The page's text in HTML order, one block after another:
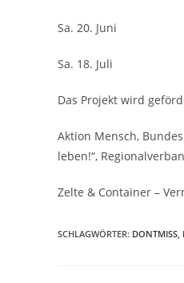
Sa. 20. Juni
Sa. 18. Juli
Das Projekt wird
Aktion Mensch,
leben!“,
Zelte & Container –
SCHLAGWÖRTER: DONTMISS